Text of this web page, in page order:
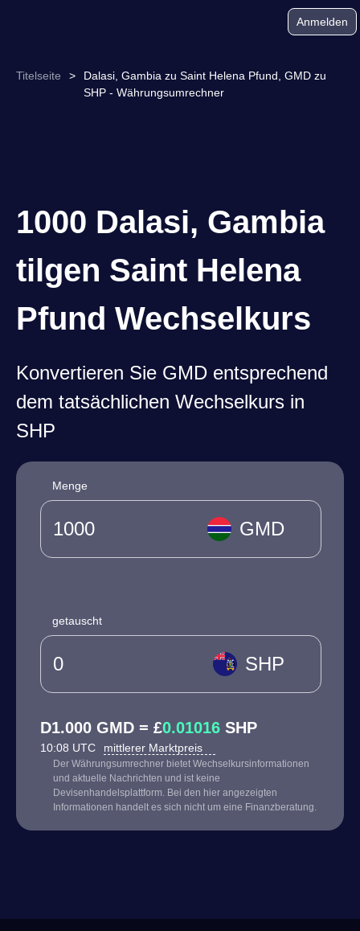
Anmelden
Titelseite >
Dalasi, Gambia zu Saint Helena Pfund, GMD zu
SHP - Währungsumrechner
1000 Dalasi, Gambia
tilgen Saint Helena
Pfund Wechselkurs
Konvertieren Sie GMD entsprechend
dem tatsächlichen Wechselkurs in
SHP
Menge
GMD
getauscht
SHP
D1.000 GMD = £0.01016 SHP
10:08 UTC mittlerer Marktpreis
Der Währungsumrechner bietet Wechselkursinformationen
und aktuelle Nachrichten und ist keine
Devisenhandelsplattform. Bei den hier angezeigten
Informationen handelt es sich nicht um eine Finanzberatung.